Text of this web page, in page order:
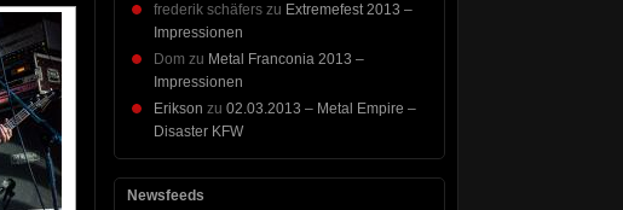
frederik schäfers zu Extremefest 2013 –
Impressionen
Dom zu Metal Franconia 2013 –
Impressionen
Erikson zu 02.03.2013 – Metal Empire –
Disaster KFW
Newsfeeds